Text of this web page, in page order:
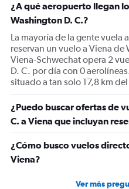
Y
axis
displaying
Number
of
flights.
Range:
0
15.
¿A qué aeropuerto llegan
Washington D. C.?
La mayoría de la gente vuela
reservan un vuelo a Viena
Viena-Schwechat opera 2
D. C. por día con 0
situado a tan solo 17,8 km
¿Puedo buscar ofertas de
C. a Viena que incluyan
¿Cómo busco vuelos
Viena?
Ver más